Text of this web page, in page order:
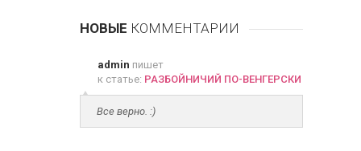
НОВЫЕ КОММЕНТАРИИ
admin пишет
к статье: РАЗБОЙНИЧИЙ ПО-ВЕНГЕРСКИ
Все верно. :)